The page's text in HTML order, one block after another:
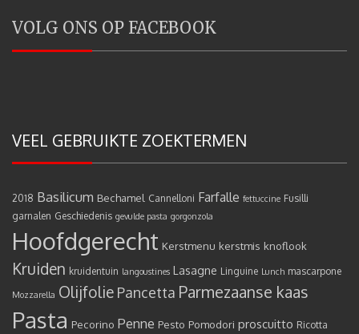
VOLG ONS OP FACEBOOK
VEEL GEBRUIKTE ZOEKTERMEN
2018 Basilicum Bechamel Cannelloni Farfalle fettuccine Fusilli
garnalen Geschiedenis gevulde pasta gorgonzola
Hoofdgerecht Kerstmenu kerstmis knoflook
Kruiden kruidentuin langoustines Lasagne Linguine Lunch mascarpone
Mozzarella Olijfolie Pancetta Parmezaanse kaas
Pasta Pecorino Penne Pesto Pomodori proscuitto Ricotta